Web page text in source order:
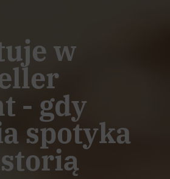
w
- gdy
spotyka